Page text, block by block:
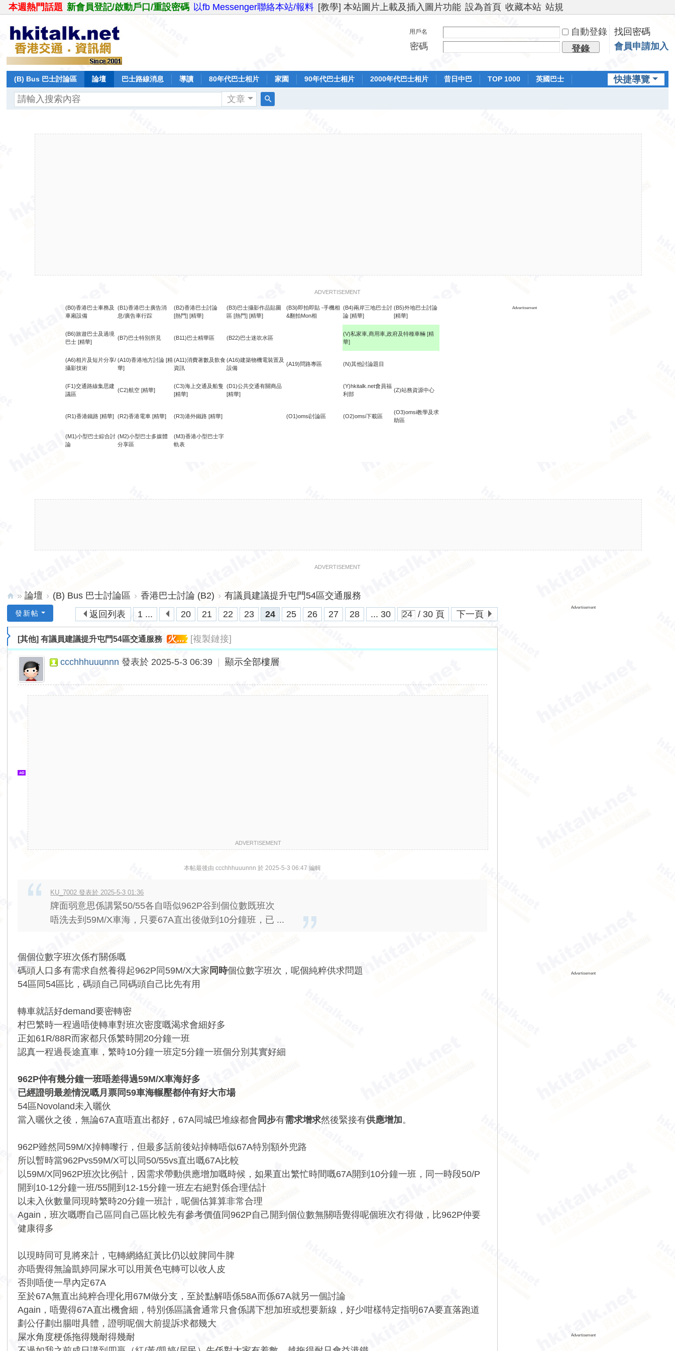
本週熱門話題 新會員登記/啟動戶口/重設密碼 以fb Messenger聯絡本站/報料 [教學] 本站圖片上載及插入圖片功能 設為首頁 收藏本站 站規
用戶名 自動登錄
找回密碼
密碼
登錄 會員申請加入
快捷導覽
(B) Bus 巴士討論區 論壇 巴士路線消息 導讀 80年代巴士相片 家園 90年代巴士相片 2000年代巴士相片 昔日中巴 TOP 1000
英國巴士
文章
ADVERTISEMENT
(B0)香港巴士車務及
車廂設備
(B1)香港巴士廣告消
息/廣告車行踪
(B2)香港巴士討論
[熱門] [精華]
(B3)巴士攝影作品貼圖
區 [熱門] [精華]
(B3i)即拍即貼 -手機相
&翻拍Mon相
(B4)兩岸三地巴士討
論 [精華]
(B5)外地巴士討論
[精華]
Advertisement
(B6)旅遊巴士及過境
巴士 [精華]
(B7)巴士特別所見 (B11)巴士精華區 (B22)巴士迷吹水區
(V)私家車,商用車,政府及特種車輛 [精
華]
(A6)相片及短片分享/
攝影技術
(A10)香港地方討論 [精
華]
(A11)消費著數及飲食
資訊
(A16)建築物機電裝置及
設備
(A19)問路專區 (N)其他討論題目
(F1)交通路線集思建
議區
(C2)航空 [精華]
(C3)海上交通及船隻
[精華]
(D1)公共交通有關商品
[精華]
(Y)hkitalk.net會員福
利部
(Z)站務資源中心
(R1)香港鐵路 [精華] (R2)香港電車 [精華] (R3)港外鐵路 [精華] (O1)omsi討論區 (O2)omsi下載區
(O3)omsi教學及求
助區
(M1)小型巴士綜合討
論
(M2)小型巴士多媒體
分享區
(M3)香港小型巴士字
軌表
ADVERTISEMENT
lk.
» 論壇 › (B) Bus 巴士討論區 › 香港巴士討論 (B2) › 有議員建議提升屯門54區交通服務
1 ...
20 21 22 23 24 25 26 27 28 ... 30 / 30 頁 下一頁
返回列表
發新帖
[其他]有議員建議提升屯門54區交通服務 火... [複製鏈接]
ccchhhuuunnn 發表於 2025-5-3 06:39 顯示全部樓層
ADVERTISEMENT
本帖最後由 ccchhhuuunnn 於 2025-5-3 06:47 編輯
KU_7002 發表於 2025-5-3 01:36
牌面弱意思係講緊50/55各自唔似962P谷到個位數既班次
唔洗去到59M/X車海，只要67A直出後做到10分鐘班，已 ...
個個位數字班次係冇關係嘅
碼頭人口多有需求自然養得起962P同59M/X大家 同時個位數字班次，呢個純粹供求問題
54區同54區比，碼頭自己同碼頭自己比先有用
轉車就話好demand要密轉密
村巴繁時一程過唔使轉車對班次密度嘅渴求會細好多
正如61R/88R而家都只係繁時開20分鐘一班
認真一程過長途直車，繁時10分鐘一班定5分鐘一班個分別其實好細
962P仲有幾分鐘一班唔差得過59M/X車海好多
已經證明最差情況嘅月票同59車海輾壓都仲有好大市場
54區Novoland未入曬伙
當入曬伙之後，無論67A直唔直出都好，67A同城巴堆線都會 同步有需求增求然後緊接有供應增加。
962P雖然同59M/X掉轉嚟行，但最多話前後站掉轉唔似67A特別額外兜路
所以暫時當962Pvs59M/X可以同50/55vs直出嘅67A比較
以59M/X同962P班次比例計，因需求帶動供應增加嘅時候，如果直出繁忙時間嘅67A開到10分鐘一班，同一時段50/P
開到10-12分鐘一班/55開到12-15分鐘一班左右絕對係合理估計
以未入伙數量同現時繁時20分鐘一班計，呢個估算算非常合理
Again，班次嘅嘢自己區同自己區比較先有參考價值同962P自己開到個位數無關唔覺得呢個班次冇得做，比962P仲要
健康得多
以現時同可見將來計，屯轉網絡紅黃比仍以蚊脾同牛脾
亦唔覺得無論凱婷同屎水可以用黃色屯轉可以收人皮
否則唔使一早內定67A
至於67A無直出純粹合理化用67M做分支，至於點解唔係58A而係67A就另一個討論
Again，唔覺得67A直出機會細，特別係區議會通常只會係講下想加班或想要新線，好少咁樣特定指明67A要直落跑道
劃公仔劃出腸咁具體，證明呢個大前提訴求都幾大
屎水角度梗係拖得幾耐得幾耐
Advertisement
Advertisement
Advertisement